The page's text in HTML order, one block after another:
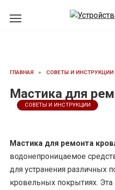
ГЛАВНАЯ » СОВЕТЫ И ИНСТРУКЦИИ
Мастика для
СОВЕТЫ И ИНСТРУКЦИИ
Мастика для ремонта
водонепроницаемое
для устранения различных
кровельных покрытиях.